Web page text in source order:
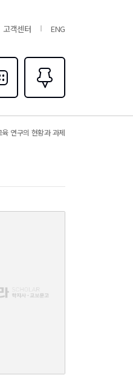
고객센터 ENG
력
즐겨찾기0
연구의 현황과 과제